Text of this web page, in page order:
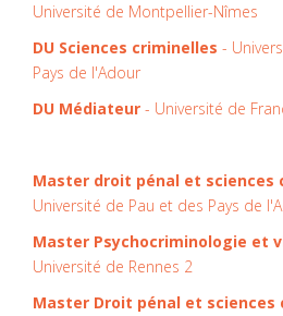
Université de Montpellier-Nîmes
DU Sciences criminelles -
Pays de l'Adour
DU Médiateur - Université de
Master droit pénal et sciences
Université de Pau et des Pays de
Master Psychocriminologie et
Université de Rennes 2
Master Droit pénal et sciences